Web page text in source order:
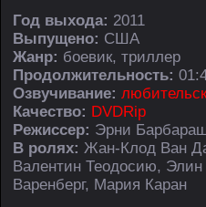
Год выхода: 2011
Выпущено: США
Жанр: боевик, триллер
Продолжительность:
Озвучивание:
Качество: DVDRip
Режиссер: Эрни
В ролях: Жан-Клод Ван
Валентин Теодосию,
Варенберг, Мария Каран